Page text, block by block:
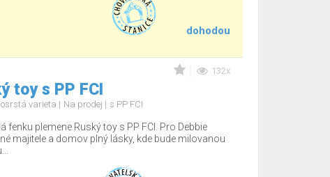
dohodou
132x
toy s PP FCI
varieta Na prodej s PP FCI
fenku plemene Ruský toy s PP FCI. Pro Debbie
majitele a domov plný lásky, kde bude milovanou